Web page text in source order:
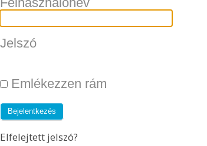
Jelszó
Emlékezzen rám
Elfelejtett jelszó?